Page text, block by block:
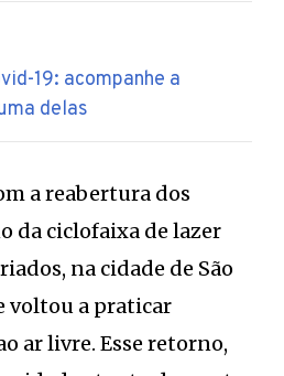
19: acompanhe a
delas
a reabertura dos
da ciclofaixa de lazer
na cidade de São
voltou a praticar
ar livre. Esse retorno,